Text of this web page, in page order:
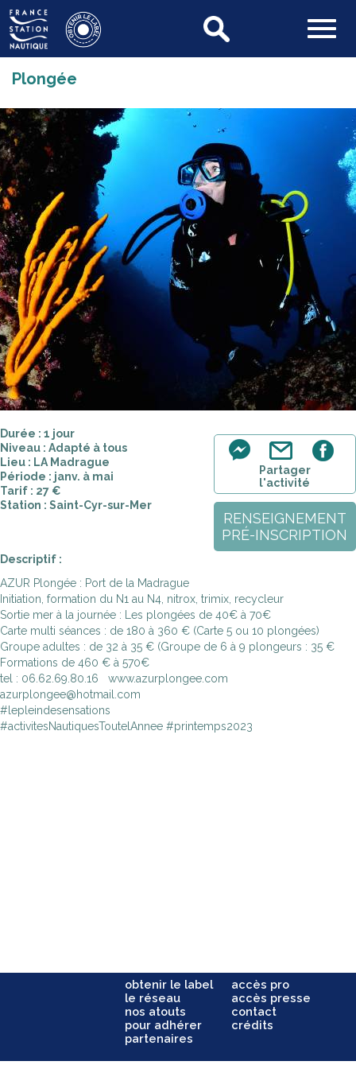
Plongée
Durée : 1 jour
Niveau : Adapté à tous
Lieu : LA Madrague
Période : janv. à mai
Tarif : 27 €
Station : Saint-Cyr-sur-Mer
Partager
l'activité
RENSEIGNEMENT
PRÉ-INSCRIPTION
Descriptif :
AZUR Plongée : Port de la Madrague
Initiation, formation du N1 au N4, nitrox, trimix, recycleur
Sortie mer à la journée : Les plongées de 40€ à 70€
Carte multi séances : de 180 à 360 € (Carte 5 ou 10 plongées)
Groupe adultes : de 32 à 35 € (Groupe de 6 à 9 plongeurs : 35 €
Formations de 460 € à 570€
tel : 06.62.69.80.16 www.azurplongee.com
azurplongee@hotmail.com
#lepleindesensations
#activitesNautiquesToutelAnnee #printemps2023
obtenir le label
le réseau
nos atouts
pour adhérer
partenaires
accès pro
accès presse
contact
crédits